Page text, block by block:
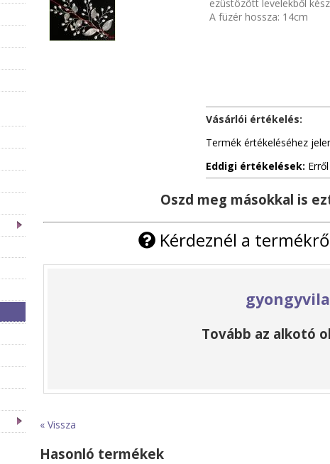
ezüstözött levelekből
A füzér hossza: 14cm
Vásárlói értékelés:
Termék értékeléséhez
Eddigi értékelések:
Oszd meg másokkal is
Kérdeznél a
Tovább az alkotó
« Vissza
Hasonló termékek